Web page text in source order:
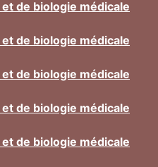
de biologie médicale
de biologie médicale
de biologie médicale
de biologie médicale
de biologie médicale